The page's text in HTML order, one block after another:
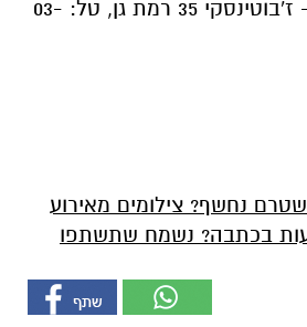
מגדלי התאומים 2 - ז'בוטינסקי 35 רמת גן, טל: 03-
נחשף? צילומים מאירוע
בכתבה? נשמח שתשתפו